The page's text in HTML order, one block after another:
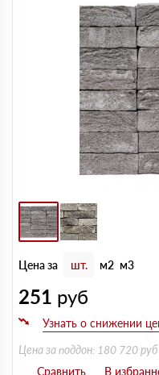
Цена за шт. м2 м3
251 руб
Цена за поддон: 180 720 руб